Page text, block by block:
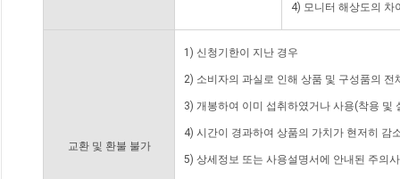
4) 모니터 해상도의 차
교환 및 환불 불가
1) 신청기한이 지난 경우
2) 소비자의 과실로 인해 상품 및 구성품의
3) 개봉하여 이미 섭취하였거나 사용(착용 및
4) 시간이 경과하여 상품의 가치가 현저히 감
5) 상세정보 또는 사용설명서에 안내된 주의